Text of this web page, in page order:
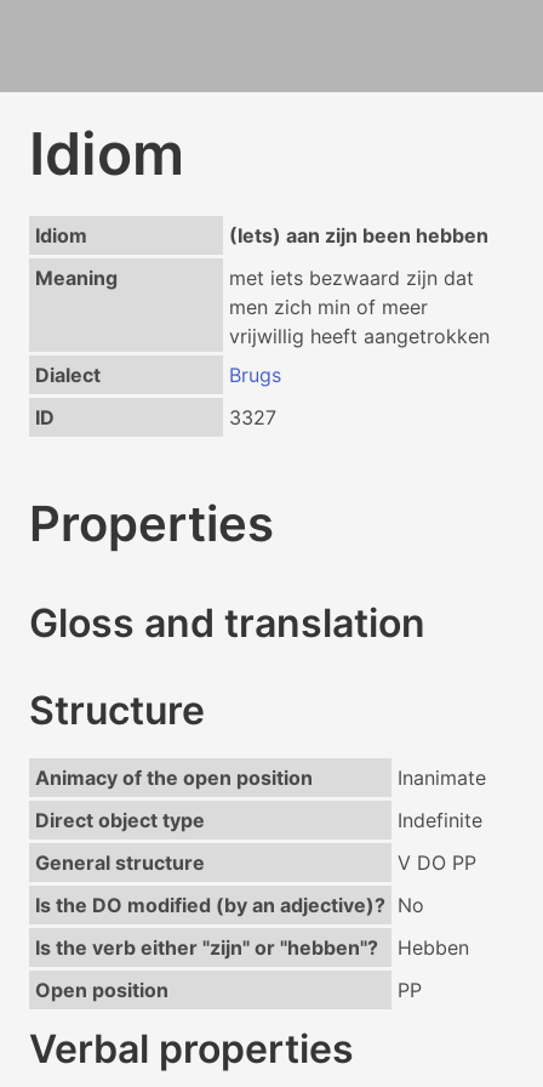
Idiom
Idiom
(Iets) aan zijn been hebben
Meaning
met iets bezwaard zijn dat
men zich min of meer
vrijwillig heeft aangetrokken
Dialect
Brugs
ID
3327
Properties
Gloss and translation
Structure
Animacy of the open position
Inanimate
Direct object type
Indefinite
General structure
V DO PP
Is the DO modified (by an adjective)? No
Is the verb either "zijn" or "hebben"?
Hebben
Open position
PP
Verbal properties